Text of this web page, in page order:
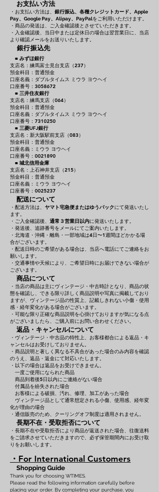
お支払い方法
・お支払い方法は、 銀行振込、各種クレジットカード、 Apple
Pay、Google Pay、Alipay、PayPalをご利用いただけます。
・商品の発送は、ご入金確認後とさせていただきます。
・入金確認後、当日中または定休日の場合は翌営業日に、当店
より確認メールをお送りいたします。
銀行振込先
■ みずほ銀行
支店名：練馬富士見台支店（237）
預金科目：普通預金
口座名義：ダブルタイムス ミウラ ヨウヘイ
口座番号：3058672
■ 三井住友銀行
支店名：練馬支店（064）
預金科目：普通預金
口座名義：ダブルタイムス ミウラ ヨウヘイ
口座番号：7310250
■ 三菱UFJ銀行
支店名：新大阪駅前支店（083）
預金科目：普通預金
口座名義：ミウラ ヨウヘイ
口座番号：0021890
■ 城北信用金庫
支店名：上石神井支店（215）
預金科目：普通預金
口座名義：ミウラ ヨウヘイ
口座番号：0025237
配送について
・配送方法は、 ヤマト宅急便またはゆうパックにて発送いたし
ます。
・ご入金確認後、 通常３営業日以内に発送いたします。
・発送後、追跡番号をメールにてご案内いたします。
・北海道・沖縄・離島・一部地域は4日〜1週間ほどかかる場
合がございます。
・配送日時のご希望がある場合は、当店へ電話にてご連絡をお
願いします。
・交通事情や天候により、ご希望日時にお届けできない場合が
ございます。
商品について
・当店の商品は主にヴィンテージ・中古時計となり、商品の状
態を確認し、できる限り詳しく商品説明や写真に掲載しており
ますが、ヴィンテージ品の性質上、記載しきれない小傷・使用
感・経年変化がある場合がございます。
・可能な限り正確な商品説明を心掛けておりますが気になる点
がございましたら、ご購入前にお問い合わせください。
返品・キャンセルについて
・ヴィンテージ・中古品の特性上、お客様都合による返品・キ
ャンセルはお受けしておりません。
・商品説明と著しく異なる不具合があった場合のみ内容を確認
のうえ、返品・返金にて対応いたします。
・以下の場合は返品をお受けできません。
一度ご使用になられた商品
商品到着後5日以内にご連絡がない場合
付属品を紛失された場合
お客様による破損、汚れ、修理、加工があった場合
ヴィンテージ品として通常想定される小傷、使用感、経年変
化が理由の場合
・通信販売のため、クーリングオフ制度は適用されません。
長期不在・受取拒否について
・長期不在や受取拒否により商品が返送された場合、往復送料
をご請求させていただきますので、必ず保管期間内にお受け取
りをお願いします。
・For International Customers
Shopping Guide
Thank you for choosing WTIMES.
Please read the following information carefully before
placing your order. By completing your purchase, you